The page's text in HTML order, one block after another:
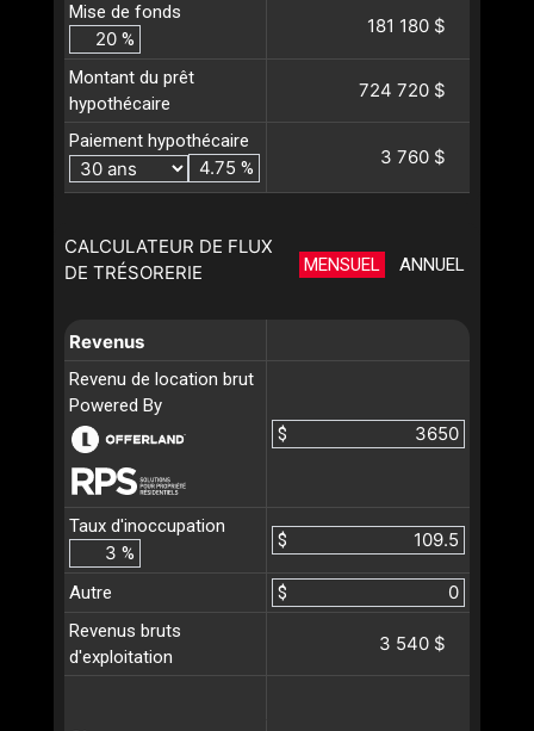
Mise de fonds
%
181 180 $
Montant du prêt
hypothécaire
724 720 $
Paiement hypothécaire
%
3 760 $
CALCULATEUR DE FLUX
DE TRÉSORERIE
MENSUEL ANNUEL
Revenus
Revenu de location brut
Powered By
$
Taux d'inoccupation
%
$
Autre
$
Revenus bruts
d'exploitation
3 540 $